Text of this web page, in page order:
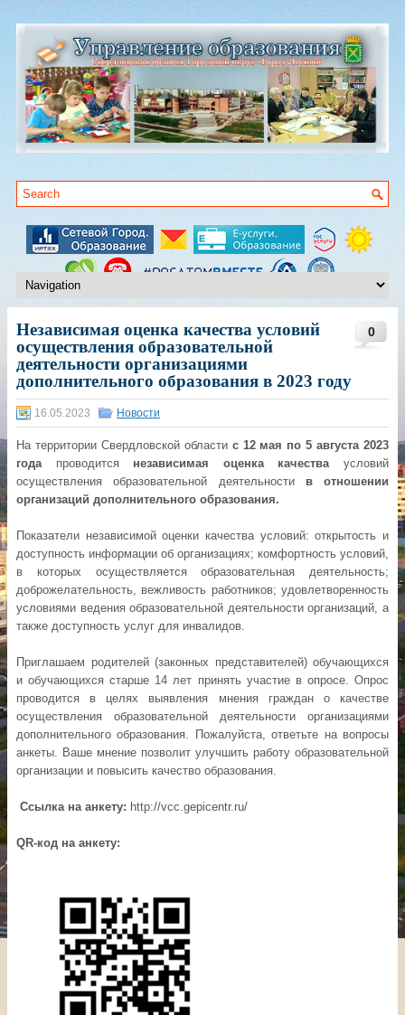
0
Независимая оценка качества условий
осуществления образовательной
деятельности организациями
дополнительного образования в 2023 году
16.05.2023 Новости
На территории Свердловской областис 12 мая по 5 августа 2023
года проводится независимая оценка качестваусловий
осуществления образовательной деятельностив отношении
организаций дополнительного образования.
Показатели независимой оценки качества условий: открытость и
доступность информации об организациях; комфортность условий,
в которых осуществляется образовательная деятельность;
доброжелательность, вежливость работников; удовлетворенность
условиями ведения образовательной деятельности организаций, а
также доступность услуг для инвалидов.
Приглашаем родителей (законных представителей) обучающихся
и обучающихся старше 14 лет принять участие в опросе. Опрос
проводится в целях выявления мнения граждан о качестве
осуществления образовательной деятельности организациями
дополнительного образования. Пожалуйста, ответьте на вопросы
анкеты. Ваше мнение позволит улучшить работу образовательной
организации и повысить качество образования.
Ссылка на анкету: http://vcc.gepicentr.ru/
QR-код на анкету: